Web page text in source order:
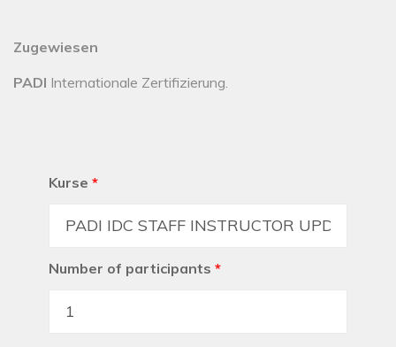
Zugewiesen
PADI Internationale Zertifizierung.
Kurse *
Number of participants *